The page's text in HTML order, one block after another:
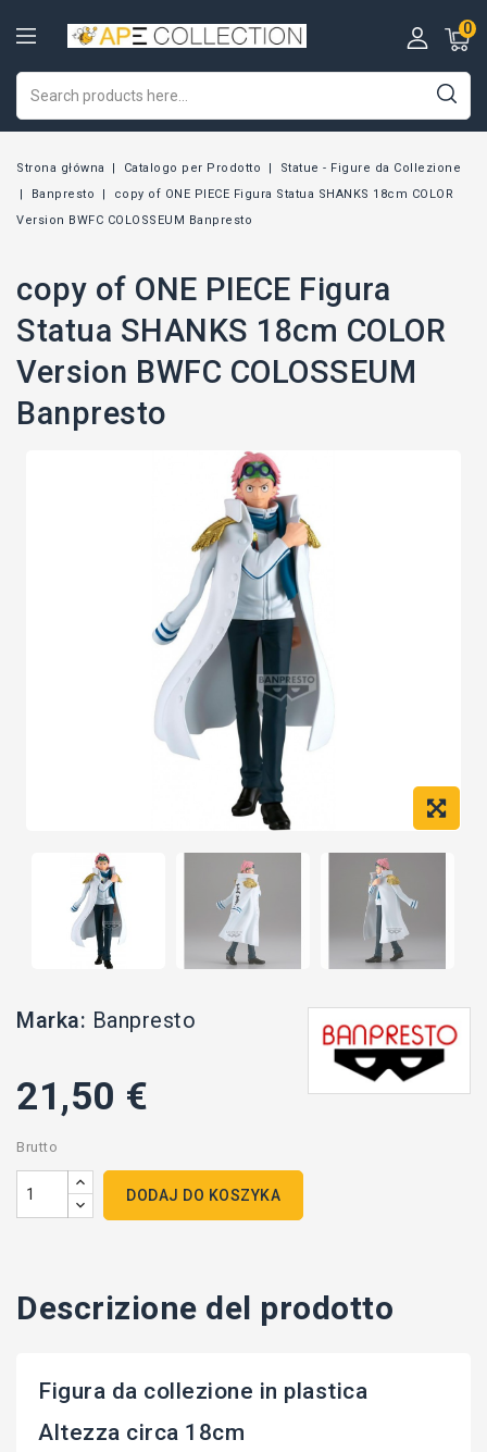
0
Strona główna Catalogo per Prodotto
Statue - Figure da Collezione
Banpresto
copy of ONE PIECE Figura Statua SHANKS 18cm COLOR
Version BWFC COLOSSEUM Banpresto
copy of ONE PIECE Figura
Statua SHANKS 18cm COLOR
Version BWFC COLOSSEUM
Banpresto
Marka: Banpresto
21,50 €
Brutto
DODAJ DO KOSZYKA
Descrizione del prodotto
Figura da collezione in plastica
Altezza circa 18cm